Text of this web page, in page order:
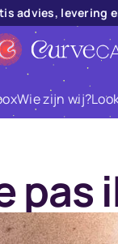
advies, levering
Wie zijn wij?
pas